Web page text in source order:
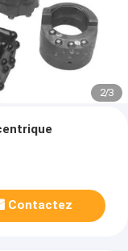
2/3
Contactez